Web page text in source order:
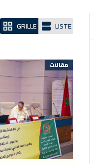
grid_view GRILLE view_agenda LISTE
مقالات